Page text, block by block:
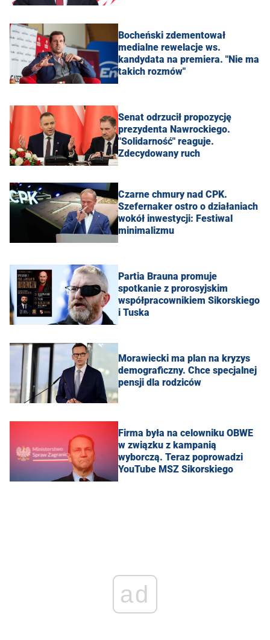
Bocheński zdementował
medialne rewelacje ws.
kandydata na premiera. "Nie ma
takich rozmów"
Senat odrzucił propozycję
prezydenta Nawrockiego.
"Solidarność" reaguje.
Zdecydowany ruch
Czarne chmury nad CPK.
Szefernaker ostro o działaniach
wokół inwestycji: Festiwal
minimalizmu
Partia Brauna promuje
spotkanie z prorosyjskim
współpracownikiem Sikorskiego
i Tuska
Morawiecki ma plan na kryzys
demograficzny. Chce specjalnej
pensji dla rodziców
Firma była na celowniku OBWE
w związku z kampanią
wyborczą. Teraz poprowadzi
YouTube MSZ Sikorskiego
ad